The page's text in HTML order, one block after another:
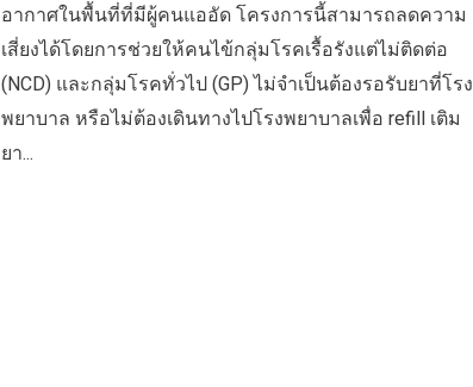
อากาศในพื้นที่ที่มีผู้คนแออัด โครงการนี้สามารถลดความ
เสี่ยงได้โดยการช่วยให้คนไข้กลุ่มโรคเรื้อรังแต่ไม่ติดต่อ
(NCD) และกลุ่มโรคทั่วไป (GP) ไม่จำเป็นต้องรอรับยาที่โรง
พยาบาล หรือไม่ต้องเดินทางไปโรงพยาบาลเพื่อ refill เติม
ยา...